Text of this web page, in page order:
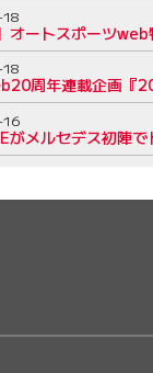
オートスポーツ
周年連載企画『
がメルセデス初陣
16